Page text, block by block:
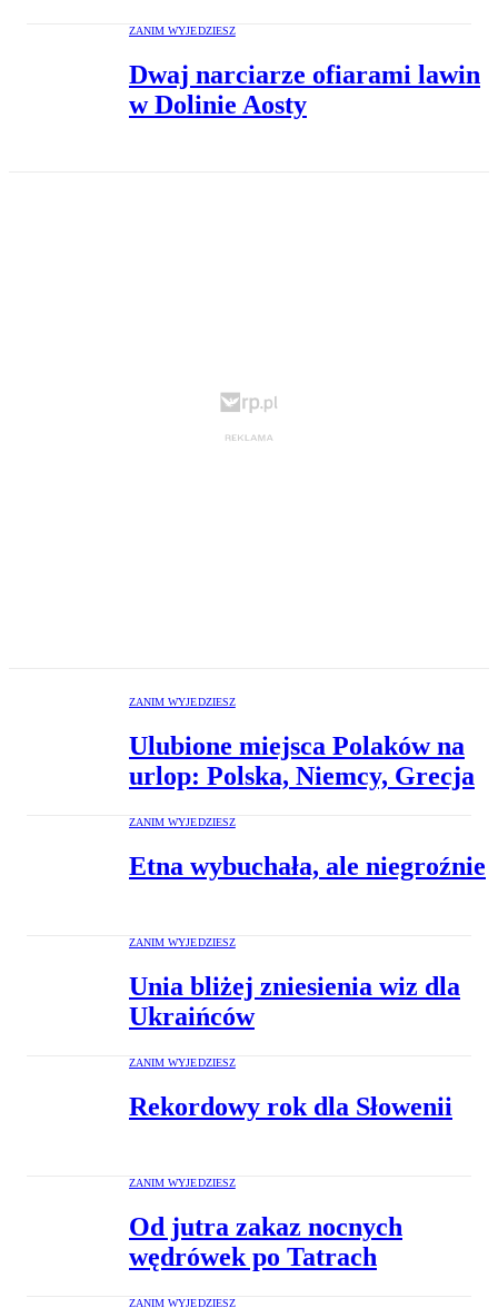
ZANIM WYJEDZIESZ
Dwaj narciarze ofiarami lawin
w Dolinie Aosty
ZANIM WYJEDZIESZ
Ulubione miejsca Polaków na
urlop: Polska, Niemcy, Grecja
ZANIM WYJEDZIESZ
Etna wybuchała, ale niegroźnie
ZANIM WYJEDZIESZ
Unia bliżej zniesienia wiz dla
Ukraińców
ZANIM WYJEDZIESZ
Rekordowy rok dla Słowenii
ZANIM WYJEDZIESZ
Od jutra zakaz nocnych
wędrówek po Tatrach
ZANIM WYJEDZIESZ